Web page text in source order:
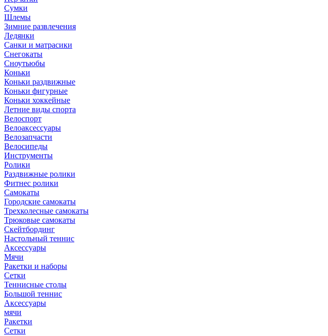
Сумки
Шлемы
Зимние развлечения
Ледянки
Санки и матрасики
Снегокаты
Сноутьюбы
Коньки
Коньки раздвижные
Коньки фигурные
Коньки хоккейные
Летние виды спорта
Велоспорт
Велоаксессуары
Велозапчасти
Велосипеды
Инструменты
Ролики
Раздвижные ролики
Фитнес ролики
Самокаты
Городские самокаты
Трехколесные самокаты
Трюковые самокаты
Скейтбординг
Настольный теннис
Аксессуары
Мячи
Ракетки и наборы
Сетки
Теннисные столы
Большой теннис
Аксессуары
мячи
Ракетки
Сетки